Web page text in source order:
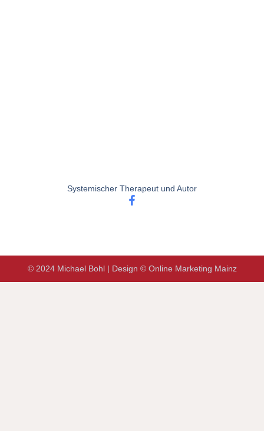
Systemischer Therapeut und Autor
© 2024 Michael Bohl | Design © Online Marketing Mainz